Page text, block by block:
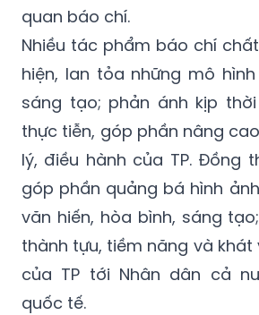
quan báo chí.
Nhiều tác phẩm báo chí
hiện, lan tỏa những mô
sáng tạo; phản ánh kịp
thực tiễn, góp phần nâng
lý, điều hành của TP. Đồng
góp phần quảng bá hình
văn hiến, hòa bình, sáng
thành tựu, tiềm năng và
của TP tới Nhân dân cả
quốc tế.